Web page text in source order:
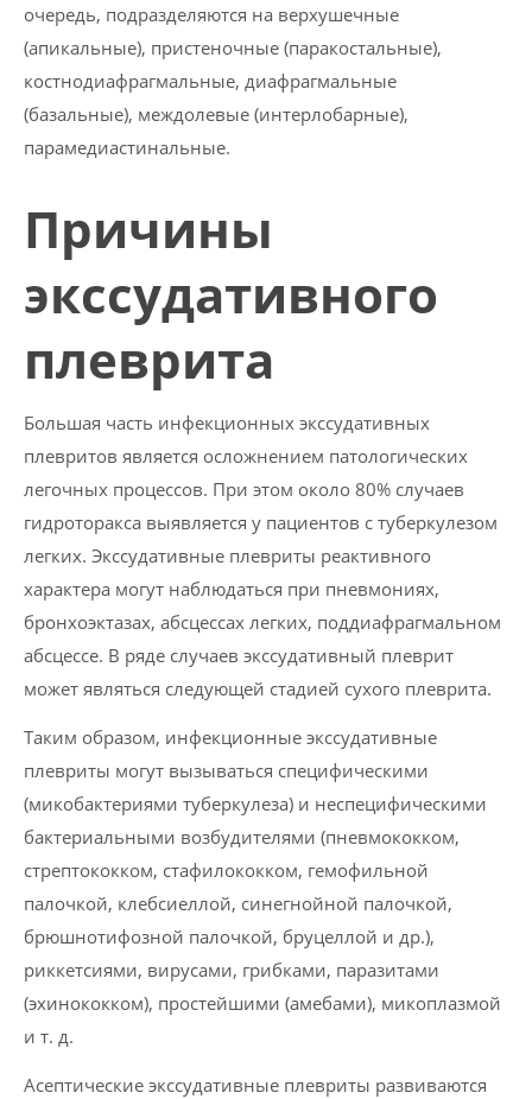
очередь, подразделяются на верхушечные
(апикальные), пристеночные (паракостальные),
костнодиафрагмальные, диафрагмальные
(базальные), междолевые (интерлобарные),
парамедиастинальные.
Причины
экссудативного
плеврита
Большая часть инфекционных экссудативных
плевритов является осложнением патологических
легочных процессов. При этом около 80% случаев
гидроторакса выявляется у пациентов с туберкулезом
легких. Экссудативные плевриты реактивного
характера могут наблюдаться при пневмониях,
бронхоэктазах, абсцессах легких, поддиафрагмальном
абсцессе. В ряде случаев экссудативный плеврит
может являться следующей стадией сухого плеврита.
Таким образом, инфекционные экссудативные
плевриты могут вызываться специфическими
(микобактериями туберкулеза) и неспецифическими
бактериальными возбудителями (пневмококком,
стрептококком, стафилококком, гемофильной
палочкой, клебсиеллой, синегнойной палочкой,
брюшнотифозной палочкой, бруцеллой и др.),
риккетсиями, вирусами, грибками, паразитами
(эхинококком), простейшими (амебами), микоплазмой
и т. д.
Асептические экссудативные плевриты развиваются